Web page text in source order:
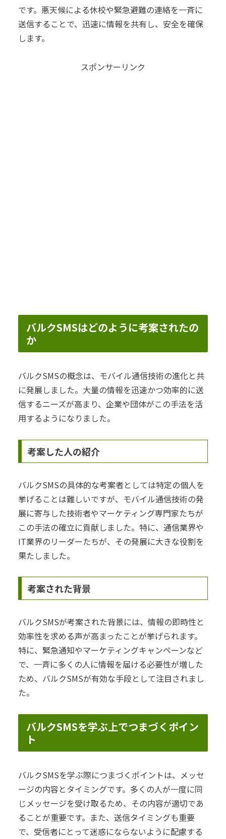
です。悪天候による休校や緊急避難の連絡を一斉に
送信することで、迅速に情報を共有し、安全を確保
します。
スポンサーリンク
バルクSMSはどのように考案されたの
か
バルクSMSの概念は、モバイル通信技術の進化と共
に発展しました。大量の情報を迅速かつ効率的に送
信するニーズが高まり、企業や団体がこの手法を活
用するようになりました。
考案した人の紹介
バルクSMSの具体的な考案者としては特定の個人を
挙げることは難しいですが、モバイル通信技術の発
展に寄与した技術者やマーケティング専門家たちが
この手法の確立に貢献しました。特に、通信業界や
IT業界のリーダーたちが、その発展に大きな役割を
果たしました。
考案された背景
バルクSMSが考案された背景には、情報の即時性と
効率性を求める声が高まったことが挙げられます。
特に、緊急通知やマーケティングキャンペーンなど
で、一斉に多くの人に情報を届ける必要性が増した
ため、バルクSMSが有効な手段として注目されまし
た。
バルクSMSを学ぶ上でつまづくポイン
ト
バルクSMSを学ぶ際につまづくポイントは、メッセ
ージの内容とタイミングです。多くの人が一度に同
じメッセージを受け取るため、その内容が適切であ
ることが重要です。また、送信タイミングも重要
で、受信者にとって迷惑にならないように配慮する